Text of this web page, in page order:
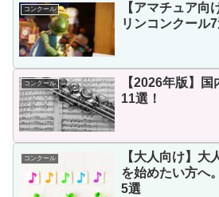
コンクール
【アマチュア向
リンコンクール7
コンクール
【2026年版】
11選！
コンクール
【大人向け】大
を始めたい方へ
5選